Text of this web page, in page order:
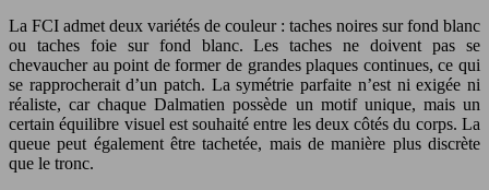
La FCI admet deux variétés de couleur : taches noires sur fond blanc
ou taches foie sur fond blanc. Les taches ne doivent pas se
chevaucher au point de former de grandes plaques continues, ce qui
se rapprocherait d’un patch. La symétrie parfaite n’est ni exigée ni
réaliste, car chaque Dalmatien possède un motif unique, mais un
certain équilibre visuel est souhaité entre les deux côtés du corps. La
queue peut également être tachetée, mais de manière plus discrète
que le tronc.